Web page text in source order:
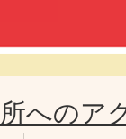
へのア